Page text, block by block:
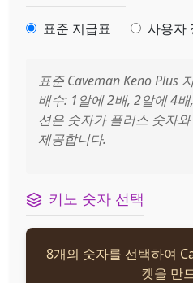
표준 지급표 사용자
표준 Caveman Keno Plus
배수: 1알에 2배, 2알에 4
션은 숫자가 플러스 숫자
제공합니다.
키노 숫자 선택
8개의 숫자를 선택하여
켓을 만